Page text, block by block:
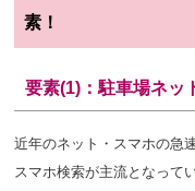
素！
要素(1)：駐車場ネッ
近年のネット・スマホの急
スマホ検索が主流となって